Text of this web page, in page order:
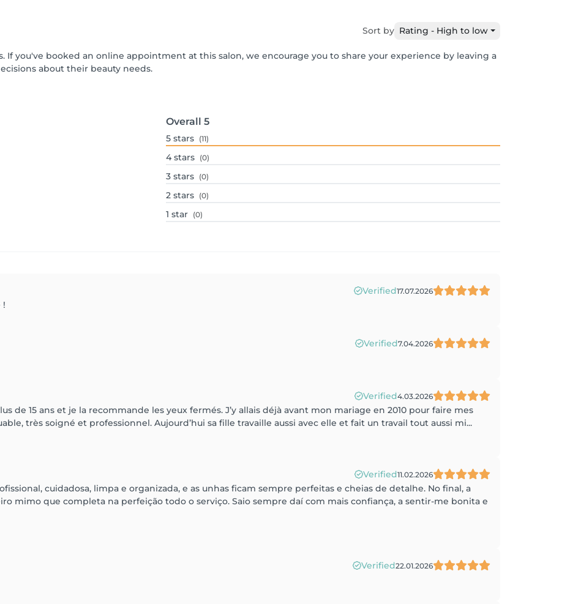
Sort by Rating - High to low
If you've booked an online appointment at this salon, we encourage you to share your experience by leaving a
about their beauty needs.
Overall 5
5 stars (11)
4 stars (0)
3 stars (0)
2 stars (0)
1 star (0)
Verified17.07.2026
!
Verified7.04.2026
Verified4.03.2026
de 15 ans et je la recommande les yeux fermés. J’y allais déjà avant mon mariage en 2010 pour faire mes
très soigné et professionnel. Aujourd’hui sa fille travaille aussi avec elle et fait un travail tout aussi mi...
Verified11.02.2026
cuidadosa, limpa e organizada, e as unhas ficam sempre perfeitas e cheias de detalhe. No final, a
mimo que completa na perfeição todo o serviço. Saio sempre daí com mais confiança, a sentir-me bonita e
Verified22.01.2026